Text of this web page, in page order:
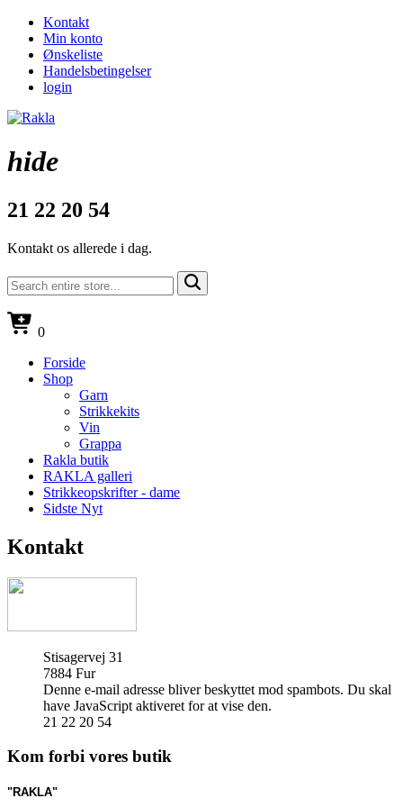
Kontakt
Min konto
Ønskeliste
Handelsbetingelser
login
hide
21 22 20 54
Kontakt os allerede i dag.
0
Forside
Shop
Garn
Strikkekits
Vin
Grappa
Rakla butik
RAKLA galleri
Strikkeopskrifter - dame
Sidste Nyt
Kontakt
Stisagervej 31
7884 Fur
Denne e-mail adresse bliver beskyttet mod spambots. Du skal
have JavaScript aktiveret for at vise den.
21 22 20 54
Kom forbi vores butik
"RAKLA"